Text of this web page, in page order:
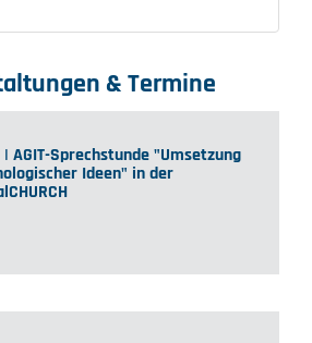
& Termine
| AGIT-Sprechstunde "Umsetzung
Ideen" in der